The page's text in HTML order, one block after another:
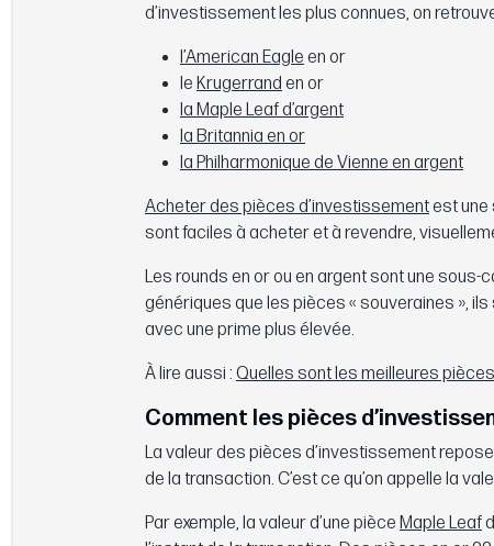
d’investissement les plus connues, on
l’American Eagle en or
le Krugerrand en or
la Maple Leaf d’argent
la Britannia en or
la Philharmonique de Vienne en argent
Acheter des pièces d’investissementest une
sont faciles à acheter et à revendre,
Les rounds en or ou en argent sont une
génériques que les pièces « souveraines »,
avec une prime plus élevée.
À lire aussi : Quelles sont les meilleures
Comment les pièces
La valeur des pièces d’investissement
de la transaction. C’est ce qu’on appelle la
Par exemple, la valeur d’une pièce Maple Leaf